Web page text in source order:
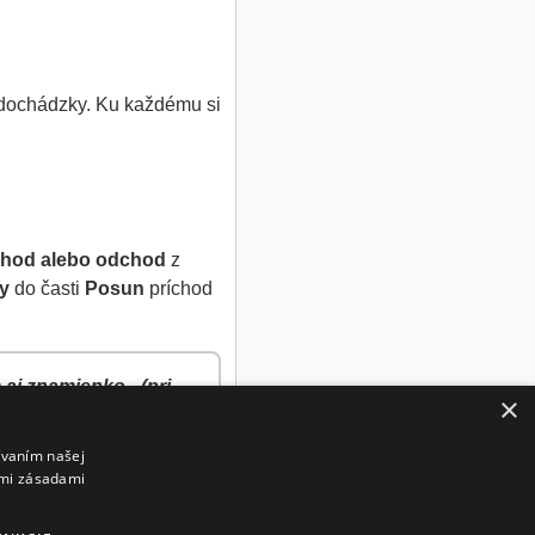
Ku každému si
alebo odchod z
do časti Posun príchod
znamienko - (pri
trvá presun niekoľko
×
našej
zásadami